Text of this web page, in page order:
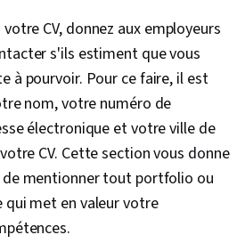
CV, donnez aux employeurs
s'ils estiment que vous
à pourvoir. Pour ce faire, il est
nom, votre numéro de
électronique et votre ville de
CV. Cette section vous donne
mentionner tout portfolio ou
met en valeur votre